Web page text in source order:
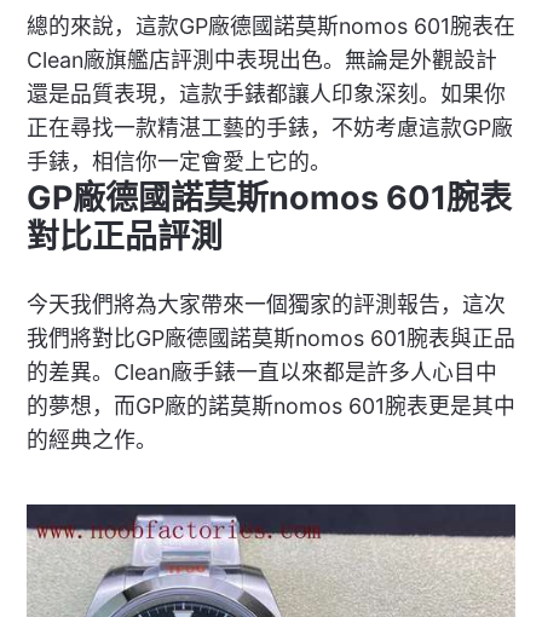
總的來說，這款GP廠德國諾莫斯nomos 601腕表在
Clean廠旗艦店評測中表現出色。無論是外觀設計
還是品質表現，這款手錶都讓人印象深刻。如果你
正在尋找一款精湛工藝的手錶，不妨考慮這款GP廠
手錶，相信你一定會愛上它的。
GP廠德國諾莫斯nomos 601腕表
對比正品評測
今天我們將為大家帶來一個獨家的評測報告，這次
我們將對比GP廠德國諾莫斯nomos 601腕表與正品
的差異。Clean廠手錶一直以來都是許多人心目中
的夢想，而GP廠的諾莫斯nomos 601腕表更是其中
的經典之作。